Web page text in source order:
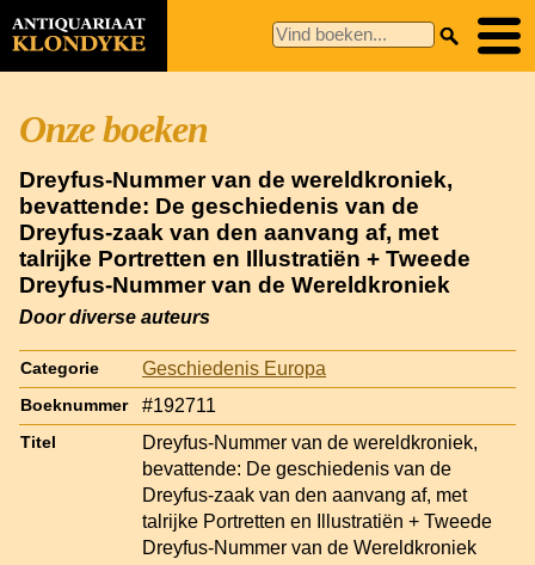
Onze boeken
Dreyfus-Nummer van de wereldkroniek,
bevattende: De geschiedenis van de
Dreyfus-zaak van den aanvang af, met
talrijke Portretten en Illustratiën + Tweede
Dreyfus-Nummer van de Wereldkroniek
Door diverse auteurs
Categorie Geschiedenis Europa
Boeknummer #192711
Titel
Dreyfus-Nummer van de wereldkroniek,
bevattende: De geschiedenis van de
Dreyfus-zaak van den aanvang af, met
talrijke Portretten en Illustratiën + Tweede
Dreyfus-Nummer van de Wereldkroniek